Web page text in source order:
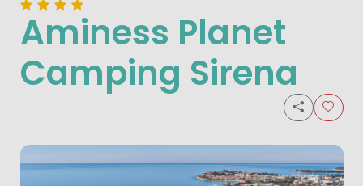
Aminess Planet
Camping Sirena